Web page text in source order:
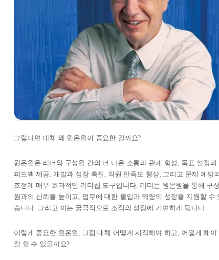
그렇다면 대체 왜 원온원이 중요한 걸까요?
원온원은 리더와 구성원 간의 더 나은 소통과 관계 형성, 목표 설정과
피드백 제공, 개발과 성장 촉진, 직원 만족도 향상, 그리고 문제 예방
조정에 매우 효과적인 리더십 도구입니다. 리더는 원온원을 통해 구
원과의 신뢰를 높이고, 업무에 대한 몰입과 역량의 성장을 지원할 수
습니다. 그리고 이는 궁극적으로 조직의 성장에 기여하게 됩니다.
이렇게 중요한 원온원, 그럼 대체 어떻게 시작해야 하고, 어떻게 해야
잘 할 수 있을까요?